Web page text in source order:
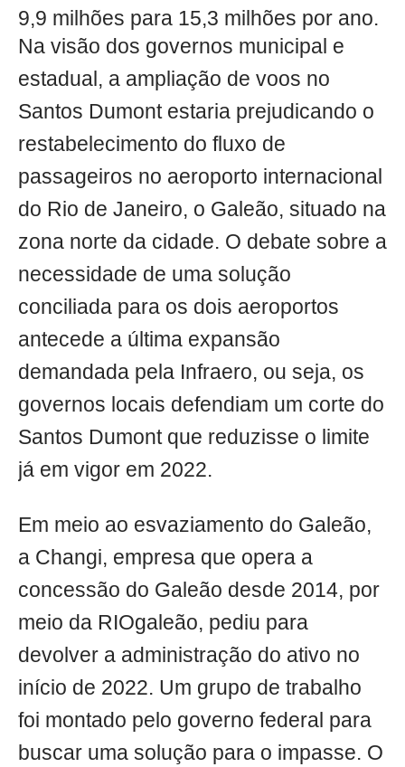
9,9 milhões para 15,3 milhões por ano.
Na visão dos governos municipal e
estadual, a ampliação de voos no
Santos Dumont estaria prejudicando o
restabelecimento do fluxo de
passageiros no aeroporto internacional
do Rio de Janeiro, o Galeão, situado na
zona norte da cidade. O debate sobre a
necessidade de uma solução
conciliada para os dois aeroportos
antecede a última expansão
demandada pela Infraero, ou seja, os
governos locais defendiam um corte do
Santos Dumont que reduzisse o limite
já em vigor em 2022.
Em meio ao esvaziamento do Galeão,
a Changi, empresa que opera a
concessão do Galeão desde 2014, por
meio da RIOgaleão, pediu para
devolver a administração do ativo no
início de 2022. Um grupo de trabalho
foi montado pelo governo federal para
buscar uma solução para o impasse. O